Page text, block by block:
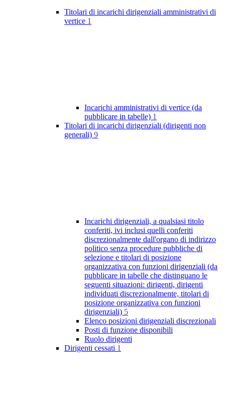
Titolari di incarichi dirigenziali amministrativi di
vertice 1
Incarichi amministrativi di vertice (da
pubblicare in tabelle) 1
Titolari di incarichi dirigenziali (dirigenti non
generali) 9
Incarichi dirigenziali, a qualsiasi titolo
conferiti, ivi inclusi quelli conferiti
discrezionalmente dall'organo di indirizzo
politico senza procedure pubbliche di
selezione e titolari di posizione
organizzativa con funzioni dirigenziali (da
pubblicare in tabelle che distinguano le
seguenti situazioni: dirigenti, dirigenti
individuati discrezionalmente, titolari di
posizione organizzativa con funzioni
dirigenziali) 5
Elenco posizioni dirigenziali discrezionali
Posti di funzione disponibili
Ruolo dirigenti
Dirigenti cessati 1